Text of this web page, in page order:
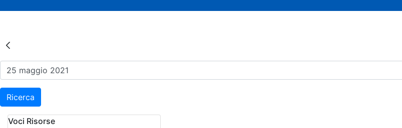
Risultati della Ricerca - Eventi
Ricerca
Voci Risorse